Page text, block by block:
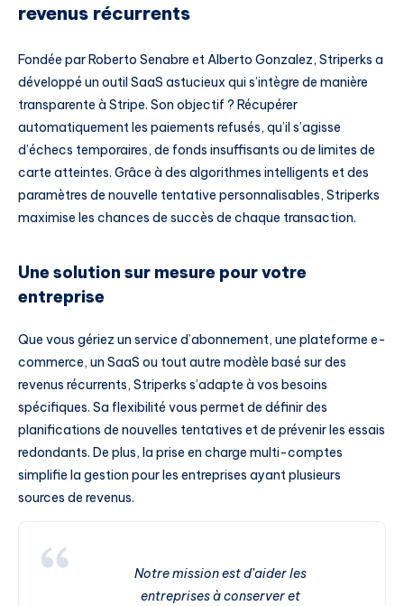
revenus récurrents
Fondée par Roberto Senabre et Alberto Gonzalez, Striperks a
développé un outil SaaS astucieux qui s’intègre de manière
transparente à Stripe. Son objectif ? Récupérer
automatiquement les paiements refusés, qu’il s’agisse
d’échecs temporaires, de fonds insuffisants ou de limites de
carte atteintes. Grâce à des algorithmes intelligents et des
paramètres de nouvelle tentative personnalisables, Striperks
maximise les chances de succès de chaque transaction.
Une solution sur mesure pour votre
entreprise
Que vous gériez un service d’abonnement, une plateforme e-
commerce, un SaaS ou tout autre modèle basé sur des
revenus récurrents, Striperks s’adapte à vos besoins
spécifiques. Sa flexibilité vous permet de définir des
planifications de nouvelles tentatives et de prévenir les essais
redondants. De plus, la prise en charge multi-comptes
simplifie la gestion pour les entreprises ayant plusieurs
sources de revenus.
Notre mission est d’aider les
entreprises à conserver et